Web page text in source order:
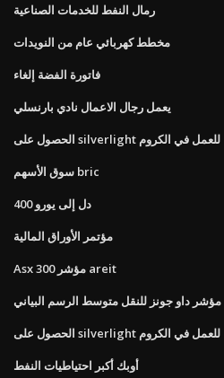
رمال النفط للخدمات الصناعية
مخطط كهربائي عام من النويدات
فاتورة الفضة إلغاء
يعمل رجال الاعمال نادي بارنسلي
الحصول على silverlight للعمل في الكروم
سوق الأسهم bric
400 دل إلى يورو
مؤتمر الأوراق المالية
Asx 300 مؤشر areit
مؤشر داو جونز للنقل متوسط ​​الرسم البياني
الحصول على silverlight للعمل في الكروم
أوبك أكبر احتياطيات النفط